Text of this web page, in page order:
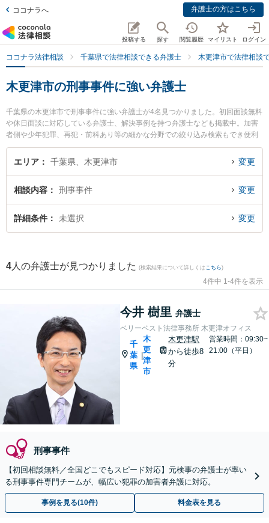
ココナラへ 弁護士の方はこちら
投稿する 探す 閲覧履歴 マイリスト ログイン
ココナラ法律相談 千葉県で法律相談できる弁護士 木更津市で法律相談
木更津市の刑事事件に強い弁護士
千葉県の木更津市で刑事事件に強い弁護士が4名見つかりました。初回面談無料
や休日面談に対応している弁護士、解決事例を持つ弁護士なども掲載中。加害
者側や少年犯罪、再犯・前科あり等の細かな分野での絞り込み検索もでき便利
です。特にベリーベスト法律事務所 木更津オフィスの今井 樹里弁護士や弁護士
法人心 木更津法律事務所の本吉 政尋弁護士、きみさらず法律事務所の若林 侑
たい』『刑事事件のトラブル解決の実績豊富な近くの弁護士を検索したい』
『初回相談無料で刑事事件を法律相談できる木更津市内の弁護士に相談予約し
たい』などでお困りの相談者さんにおすすめです。
エリア 千葉県、木更津市 変更
相談内容 刑事事件 変更
詳細条件 未選択 変更
4 人の弁護士が見つかりました (検索結果について詳しくは こちら)
4件中 1-4件を表示
今井 樹里 弁護士
ベリーベスト法律事務所 木更津オフィス
千
葉
県
|
木
更
津
市
木更津駅
から徒歩8
分
営業時間：09:30~
21:00（平日）
刑事事件
【初回相談無料／全国どこでもスピード対応】元検事の弁護士が率い
る刑事事件専門チームが、幅広い犯罪の加害者弁護に対応。
事例を見る(10件) 料金表を見る